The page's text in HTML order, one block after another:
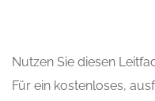
Nutzen Sie diesen
Für ein kostenloses,